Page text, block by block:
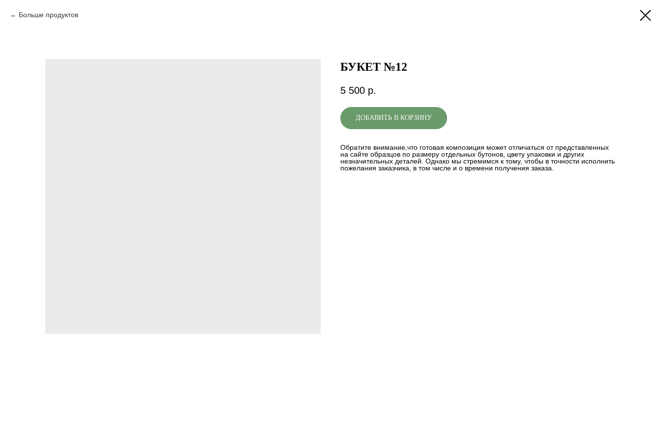
Больше продуктов
БУКЕТ №12
5 500 р.
ДОБАВИТЬ В КОРЗИНУ
Обратите внимание,что готовая композиция может отличаться от представленных
на сайте образцов по размеру отдельных бутонов, цвету упаковки и других
незначительных деталей. Однако мы стремимся к тому, чтобы в точности исполнить
пожелания заказчика, в том числе и о времени получения заказа.